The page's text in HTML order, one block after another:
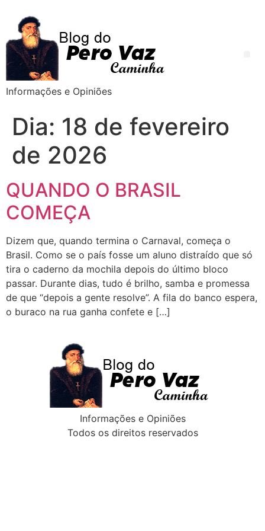
Informações e Opiniões
Dia: 18 de fevereiro
de 2026
QUANDO O BRASIL
COMEÇA
Dizem que, quando termina o Carnaval, começa o
Brasil. Como se o país fosse um aluno distraído que só
tira o caderno da mochila depois do último bloco
passar. Durante dias, tudo é brilho, samba e promessa
de que “depois a gente resolve”. A fila do banco espera,
o buraco na rua ganha confete e […]
Informações e Opiniões
Todos os direitos reservados